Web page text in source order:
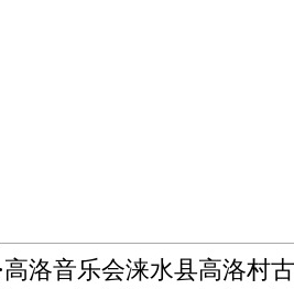
音乐会涞水县高洛村古